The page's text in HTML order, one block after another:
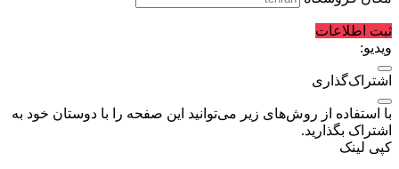
ثبت اطلاعات
ویدیو:
اشتراک‌گذاری
با استفاده از روش‌های زیر می‌توانید این صفحه را با دوستان خود به
اشتراک بگذارید.
کپی لینک